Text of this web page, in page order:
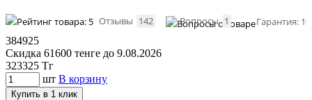
Отзывы 142 Вопросы 1 Гарантия:
384925
Скидка 61600 тенге до 9.08.2026
323325 Тг
шт В корзину
Купить в 1 клик